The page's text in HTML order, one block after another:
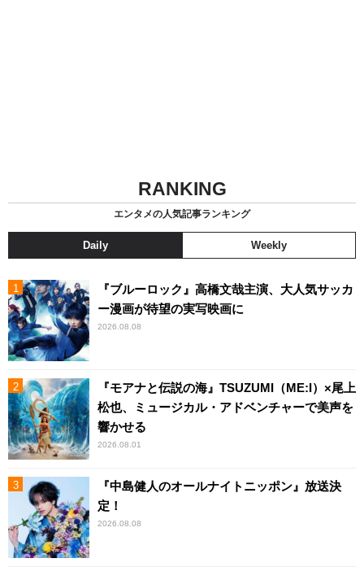
RANKING
エンタメの人気記事ランキング
Daily Weekly
『ブルーロック』高橋文哉主演、大人気サッカ
ー漫画が待望の実写映画に
2026.08.08
『モアナと伝説の海』TSUZUMI（ME:I）×尾上
松也、ミュージカル・アドベンチャーで美声を
響かせる
2026.08.01
『中島健人のオールナイトニッポン』放送決
定！
2026.08.08